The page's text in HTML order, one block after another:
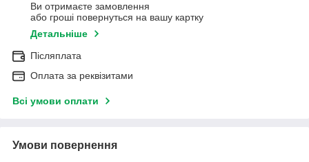
Ви отримаєте замовлення
або гроші повернуться на вашу картку
Детальніше
Післяплата
Оплата за реквізитами
Всі умови оплати
Умови повернення